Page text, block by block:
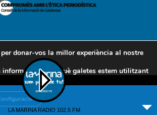
Política de cookies
Política de privacitat
AMCL
de Mitjans de Comunicació Local, 2018
donar-vos la millor experiència al nostre
informació sobre què galetes estem utilitzant
configuració.
LA MARINA RADIO 102.5 FM